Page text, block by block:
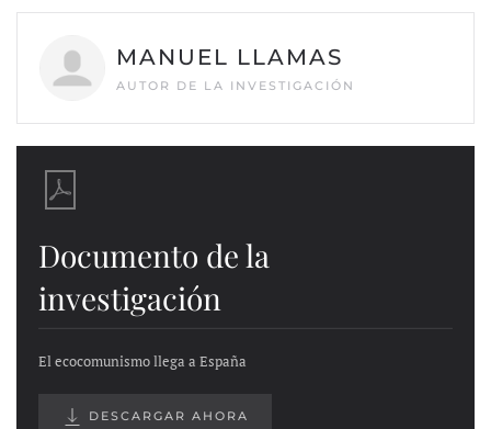
MANUEL LLAMAS
AUTOR DE LA INVESTIGACIÓN
Documento de la
investigación
El ecocomunismo llega a España
DESCARGAR AHORA